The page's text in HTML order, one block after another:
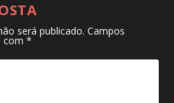
será publicado. Campos
com*